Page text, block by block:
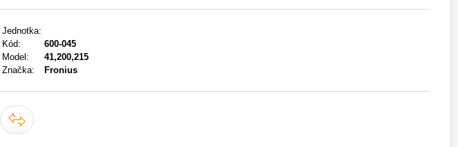
Jednotka:
Kód:
600-045
Model:
41,200,215
Značka:
Fronius